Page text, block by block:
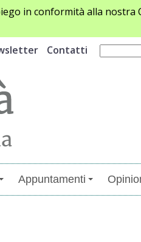
in conformità alla nostra
Contatti
Appuntamenti